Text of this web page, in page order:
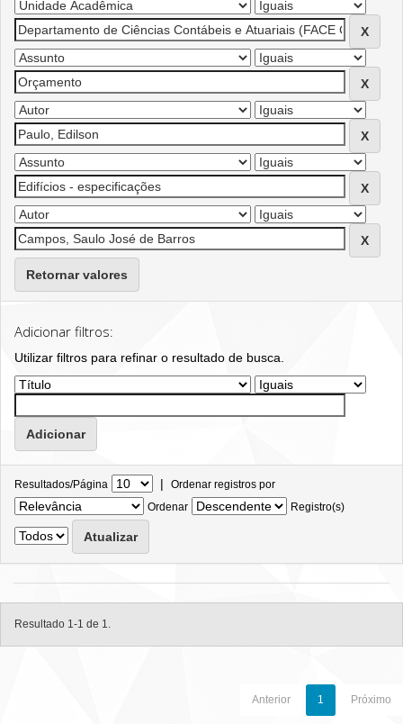
Retornar valores
Adicionar filtros:
Utilizar filtros para refinar o resultado de busca.
Resultados/Página | Ordenar registros por
Ordenar
Registro(s)
Resultado 1-1 de 1.
Anterior 1 Próximo